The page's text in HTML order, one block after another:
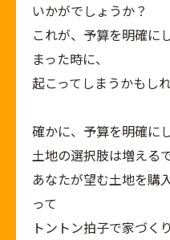
いかがでしょうか？
これが、予算を明確に
まった時に、
起こってしまうかもし
確かに、予算を明確に
土地の選択肢は増える
あなたが望む土地を購
って
トントン拍子で家づく